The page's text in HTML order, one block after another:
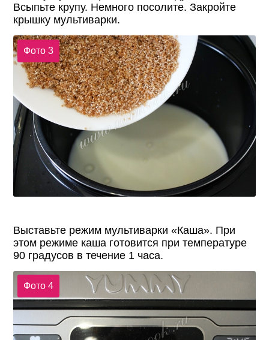
Всыпьте крупу. Немного посолите. Закройте
крышку мультиварки.
Фото 3
Выставьте режим мультиварки «Каша». При
этом режиме каша готовится при температуре
90 градусов в течение 1 часа.
Фото 4